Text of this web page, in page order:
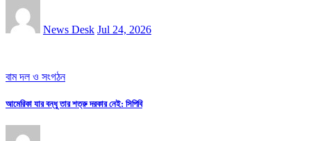
News Desk Jul 24, 2026
বাম দল ও সংগঠন
আমেরিকা যার বন্ধু তার শত্রু দরকার নেই: সিপিবি